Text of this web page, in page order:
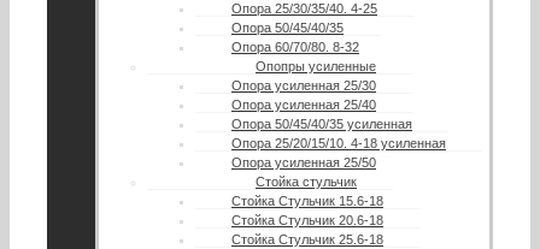
Опора 25/30/35/40. 4-25
Опора 50/45/40/35
Опора 60/70/80. 8-32
Опопры усиленные
Опора усиленная 25/30
Опора усиленная 25/40
Опора 50/45/40/35 усиленная
Опора 25/20/15/10. 4-18 усиленная
Опора усиленная 25/50
Стойка стульчик
Стойка Стульчик 15.6-18
Стойка Стульчик 20.6-18
Стойка Стульчик 25.6-18